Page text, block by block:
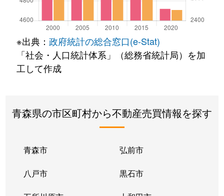
※出典： 政府統計の総合窓口(e-Stat)
「社会・人口統計体系」（総務省統計局）を加
工して作成
青森県の市区町村から不動産売買情報を探す
青森市 弘前市
八戸市 黒石市